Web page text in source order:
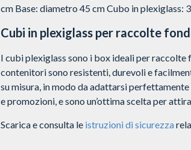
cm Base: diametro 45 cm Cubo in plexiglass:
Cubi in plexiglass per raccolte
I cubi plexiglass sono i box ideali per
contenitori sono resistenti, durevoli e
su misura, in modo da adattarsi
e promozioni, e sono un’ottima scelta per
Scarica e consulta le istruzioni di sicurezza